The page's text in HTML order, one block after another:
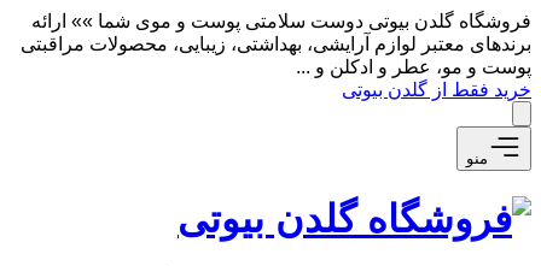
فروشگاه گلدن بیوتی دوست سلامتی پوست و موی شما »» ارائه
برندهای معتبر لوازم آرایشی، بهداشتی، زیبایی، محصولات مراقبتی
پوست و مو، عطر و ادکلن و ...
خرید فقط از گلدن بیوتی
منو